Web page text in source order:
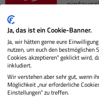
Beschreibung
XT Rodenstock HR
Landschafts- und
Ja, das ist ein Cookie-Banner.
Ja, wir hätten gerne eure
nutzen, um euch den bestmöglichen
Cookies akzeptieren“ geklickt wird,
inkludiert.
Wir verstehen aber sehr gut, wenn
Möglichkeit „nur erforderliche
Einstellungen“ zu treffen.